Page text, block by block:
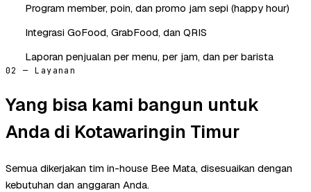
Program member, poin, dan promo jam sepi (happy hour)
Integrasi GoFood, GrabFood, dan QRIS
Laporan penjualan per menu, per jam, dan per barista
02 — Layanan
Yang bisa kami bangun untuk
Anda di Kotawaringin Timur
Semua dikerjakan tim in-house Bee Mata, disesuaikan dengan
kebutuhan dan anggaran Anda.